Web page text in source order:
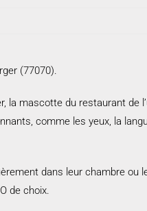
(77070).
la mascotte du restaurant de
comme les yeux, la
dans leur chambre ou
de choix.